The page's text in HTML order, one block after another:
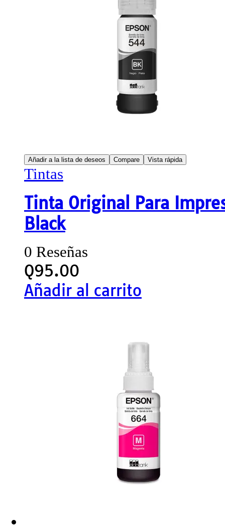
Añadir a la lista de deseos Compare Vista rápida
Tintas
Tinta Original Para
Black
0 Reseñas
Q95.00
Añadir al carrito